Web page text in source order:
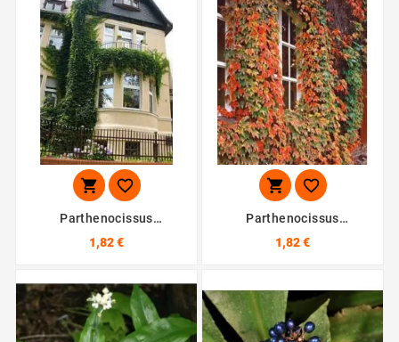
 
Parthenocissus
1,82 €
 
Parthenocissus
1,82 €